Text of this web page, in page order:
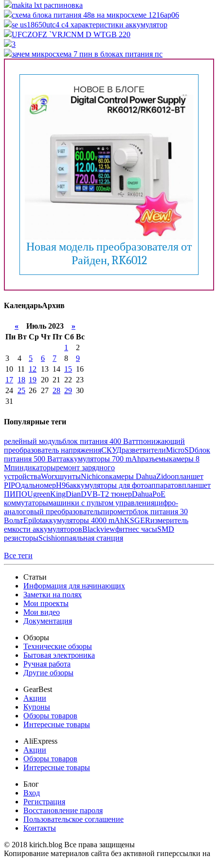
makita lxt распиновка
схема блока питания 48в на микросхеме 1216ap06
se us18650utc4 c4 характеристики аккумулятор
UFCZOFZ `VRJCNM D WTGB 220
3
зачем микросхема 7 пин в блоках питания пс
НОВОЕ В БЛОГЕ
Новая модель преобразователя от
Райден, RK6012
КалендарьАрхив
« Июль 2023 »
Пн Вт Ср Чт Пт Сб Вс
1
2
3
4 5 6 7 8
9
10 11 12 13 14 15 16
17 18 19 20 21 22 23
24 25 26 27 28 29 30
31
Популярные теги
релейный модульблок питания 400 Ваттпонижающий
преобразователь напряженияСКУДразветвителиMicroSDблок
питания 500 Ваттаккумуляторы 700 mAhразъемыкамеры 8
Мпиндикаторыремонт зарядного
устройстваWorxшунтыNichiconкамеры DahuaZidooпланшет
PIPOдальномерH96аккумуляторы для фотоаппаратовпланшет
ПИПОUgreenKingDianDVB-T2 тюнерDahuaPoE
коммутаторымашинки с пультом управленияцифро-
аналоговый преобразовательпирометрблок питания 30
ВольтEpilotаккумуляторы 4000 mAhKSGERизмеритель
емкости аккумуляторовBlackviewфитнес часыSMD
резисторыScishionпаяльная станция
Все теги
Статьи
Информация для начинающих
Заметки на полях
Мои проекты
Мои видео
Документация
Обзоры
Технические обзоры
Бытовая электроника
Ручная работа
Другие обзоры
GearBest
Акции
Купоны
Обзоры товаров
Интересные товары
AliExpress
Акции
Обзоры товаров
Интересные товары
Блог
Вход
Регистрация
Восстановление пароля
Пользовательское соглашение
Контакты
© 2018 kirich.blog Все права защищены
Копирование материалов сайта без активной гиперссылки на